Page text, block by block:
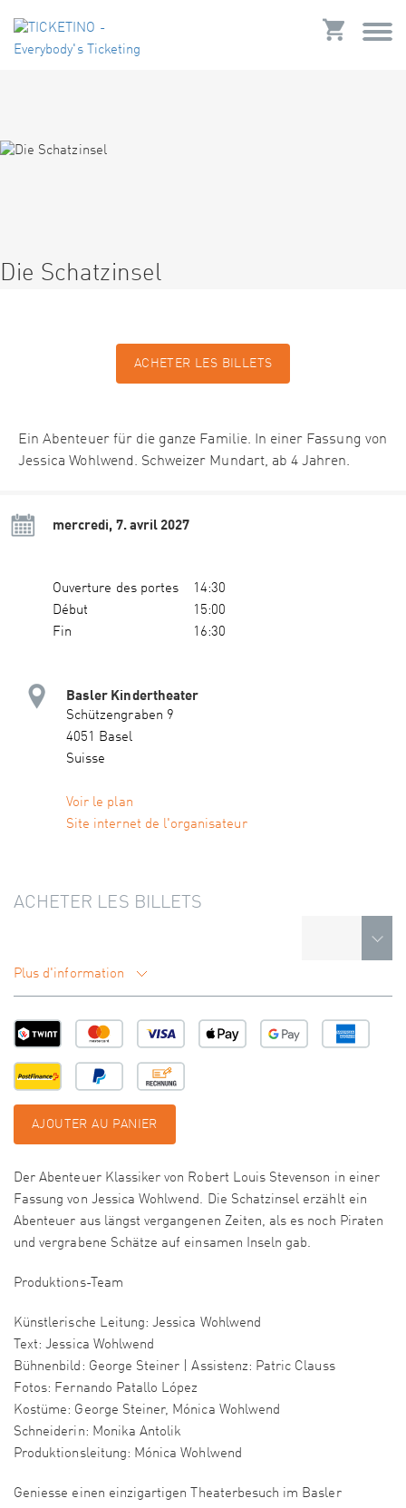
Die Schatzinsel
ACHETER LES BILLETS
Ein Abenteuer für die ganze Familie. In einer Fassung von
Jessica Wohlwend. Schweizer Mundart, ab 4 Jahren.
mercredi, 7. avril 2027
Ouverture des portes
14:30
Début
15:00
Fin
16:30
Basler Kindertheater
Schützengraben 9
4051 Basel
Suisse
Voir le plan
Site internet de l'organisateur
ACHETER LES BILLETS
Plus d'information
AJOUTER AU PANIER
Der Abenteuer Klassiker von Robert Louis Stevenson in einer
Fassung von Jessica Wohlwend. Die Schatzinsel erzählt ein
Abenteuer aus längst vergangenen Zeiten, als es noch Piraten
und vergrabene Schätze auf einsamen Inseln gab.
Produktions-Team
Künstlerische Leitung: Jessica Wohlwend
Text: Jessica Wohlwend
Bühnenbild: George Steiner | Assistenz: Patric Clauss
Fotos: Fernando Patallo López
Kostüme: George Steiner, Mónica Wohlwend
Schneiderin: Monika Antolik
Produktionsleitung: Mónica Wohlwend
Geniesse einen einzigartigen Theaterbesuch im Basler